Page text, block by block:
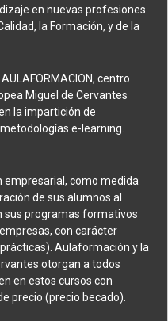
en nuevas profesiones
la Formación, y de la
centro
Miguel de Cervantes
la impartición de
e-learning.
empresarial, como medida
de sus alumnos al
sus programas formativos
con carácter
Aulaformación y la
otorgan a todos
en estos cursos con
precio (precio becado).